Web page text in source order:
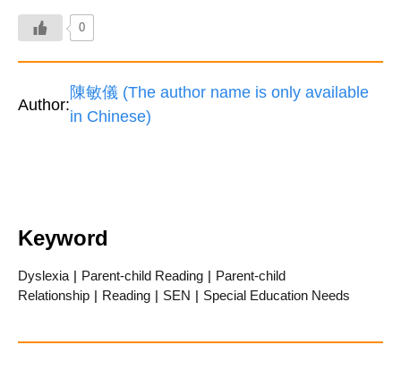
0
Author:
陳敏儀 (The author name is only available
in Chinese)
Keyword
Dyslexia | Parent-child Reading | Parent-child
Relationship | Reading | SEN | Special Education Needs